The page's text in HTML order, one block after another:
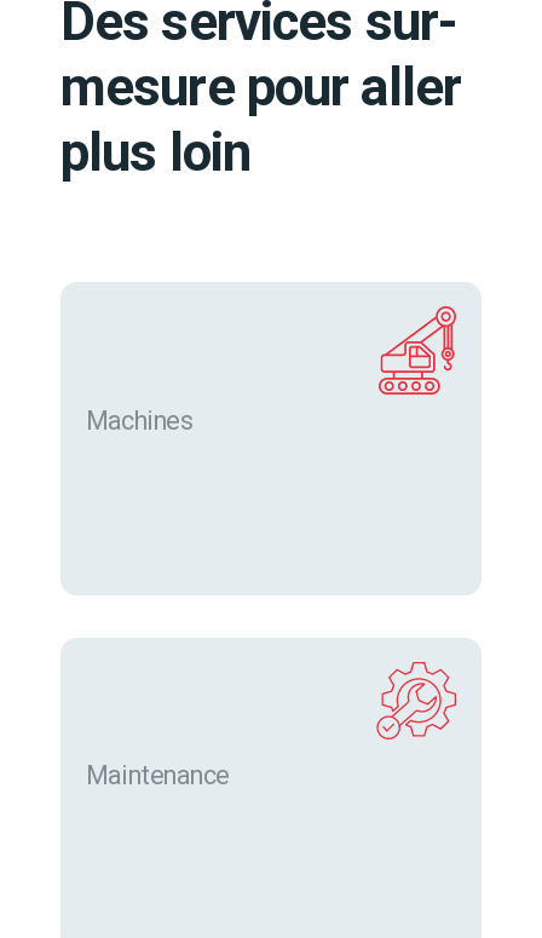
Des services sur-
mesure pour aller
plus loin
Machines
Maintenance